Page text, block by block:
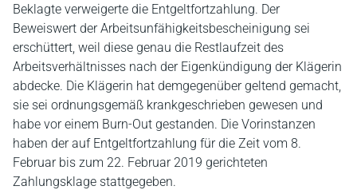
Beklagte verweigerte die Entgeltfortzahlung. Der
Beweiswert der Arbeitsunfähigkeitsbescheinigung sei
erschüttert, weil diese genau die Restlaufzeit des
Arbeitsverhältnisses nach der Eigenkündigung der Klägerin
abdecke. Die Klägerin hat demgegenüber geltend gemacht,
sie sei ordnungsgemäß krankgeschrieben gewesen und
habe vor einem Burn-Out gestanden. Die Vorinstanzen
haben der auf Entgeltfortzahlung für die Zeit vom 8.
Februar bis zum 22. Februar 2019 gerichteten
Zahlungsklage stattgegeben.